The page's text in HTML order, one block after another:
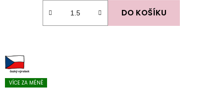
DO KOŠÍKU
VÍCE ZA MÉNĚ